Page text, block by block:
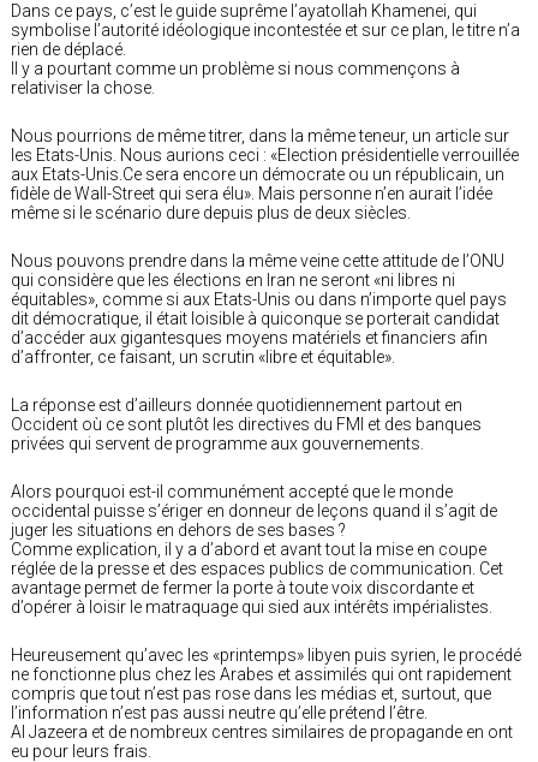
Dans ce pays, c’est le guide suprême l’ayatollah Khamenei, qui
symbolise l’autorité idéologique incontestée et sur ce plan, le titre n’a
rien de déplacé.
Il y a pourtant comme un problème si nous commençons à
relativiser la chose.
Nous pourrions de même titrer, dans la même teneur, un article sur
les Etats-Unis. Nous aurions ceci : «Election présidentielle verrouillée
aux Etats-Unis.Ce sera encore un démocrate ou un républicain, un
fidèle de Wall-Street qui sera élu». Mais personne n’en aurait l’idée
même si le scénario dure depuis plus de deux siècles.
Nous pouvons prendre dans la même veine cette attitude de l’ONU
qui considère que les élections en Iran ne seront «ni libres ni
équitables», comme si aux Etats-Unis ou dans n’importe quel pays
dit démocratique, il était loisible à quiconque se porterait candidat
d’accéder aux gigantesques moyens matériels et financiers afin
d’affronter, ce faisant, un scrutin «libre et équitable».
La réponse est d’ailleurs donnée quotidiennement partout en
Occident où ce sont plutôt les directives du FMI et des banques
privées qui servent de programme aux gouvernements.
Alors pourquoi est-il communément accepté que le monde
occidental puisse s’ériger en donneur de leçons quand il s’agit de
juger les situations en dehors de ses bases ?
Comme explication, il y a d’abord et avant tout la mise en coupe
réglée de la presse et des espaces publics de communication. Cet
avantage permet de fermer la porte à toute voix discordante et
d’opérer à loisir le matraquage qui sied aux intérêts impérialistes.
Heureusement qu’avec les «printemps» libyen puis syrien, le procédé
ne fonctionne plus chez les Arabes et assimilés qui ont rapidement
compris que tout n’est pas rose dans les médias et, surtout, que
l’information n’est pas aussi neutre qu’elle prétend l’être.
Al Jazeera et de nombreux centres similaires de propagande en ont
eu pour leurs frais.